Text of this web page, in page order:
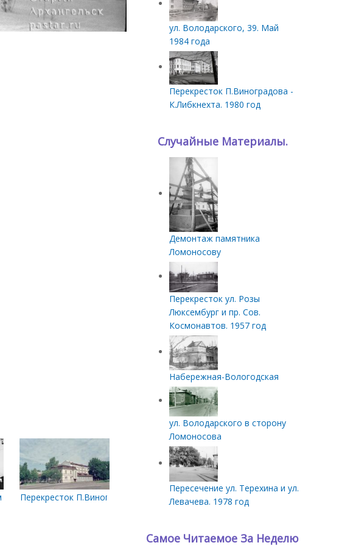
со встроенным продовольственным магазином 'Волна' по проспекту П.
Перекресток П.Виноградова и Суворова. 1996 год
ул. Володарского, 39. Май
1984 года
Перекресток П.Виноградова -
К.Либкнехта. 1980 год
Случайные Материалы.
Демонтаж памятника
Ломоносову
Перекресток ул. Розы
Люксембург и пр. Сов.
Космонавтов. 1957 год
Набережная-Вологодская
ул. Володарского в сторону
Ломоносова
Пересечение ул. Терехина и ул.
Левачева. 1978 год
Самое Читаемое За Неделю